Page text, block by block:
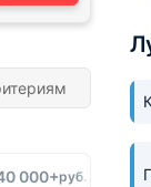
000+руб.